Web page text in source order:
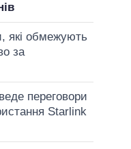
які обмежують
за
переговори
Starlink